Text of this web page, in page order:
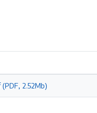
2.52Mb)